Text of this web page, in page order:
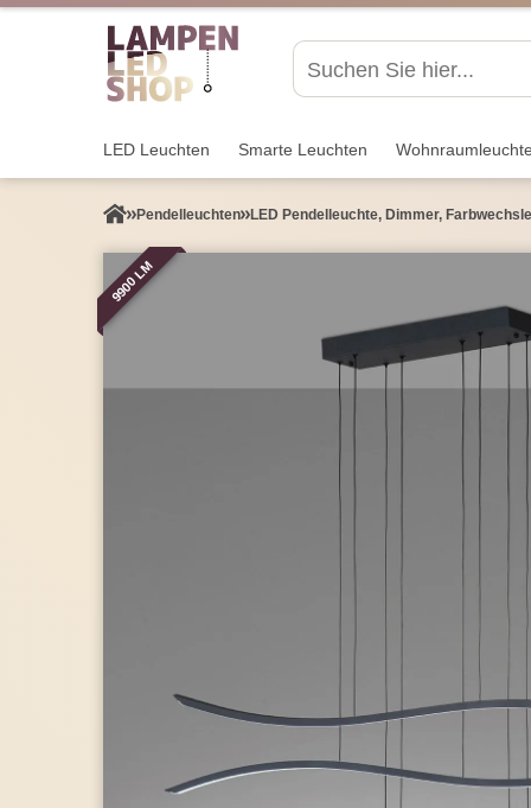
LED Leuchten Smarte Leuchten
Pendel­leuchten LED Pendelleuchte, Dimmer,
9900 LM